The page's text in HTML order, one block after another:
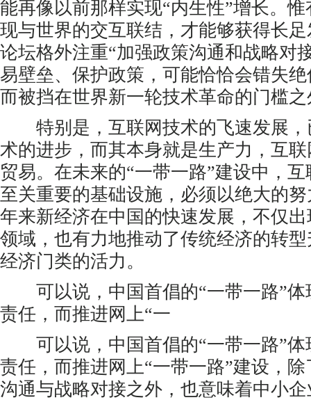
能再像以前那样实现“内生性”增长。
现与世界的交互联结，才能够获得长
论坛格外注重“加强政策沟通和战略对
易壁垒、保护政策，可能恰恰会错失
而被挡在世界新一轮技术革命的门槛
特别是，互联网技术的飞速发展，
术的进步，而其本身就是生产力，互
贸易。在未来的“一带一路”建设中，
至关重要的基础设施，必须以绝大的
年来新经济在中国的快速发展，不仅
领域，也有力地推动了传统经济的转
经济门类的活力。
可以说，中国首倡的“一带一路”体
责任，而推进网上“一
可以说，中国首倡的“一带一路”体
责任，而推进网上“一带一路”建设，
沟通与战略对接之外，也意味着中小